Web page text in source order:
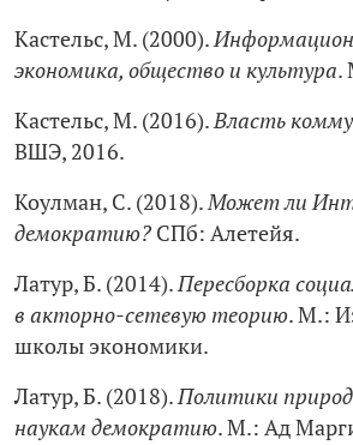
Кастельс, М. (2000).
экономика, общество и культура.
Кастельс, М. (2016).Власть
ВШЭ, 2016.
Коулман, С. (2018).Может ли
демократию? СПб: Алетейя.
Латур, Б. (2014).Пересборка
в акторно-сетевую теорию. М.:
школы экономики.
Латур, Б. (2018).Политики
наукам демократию. М.: Ад